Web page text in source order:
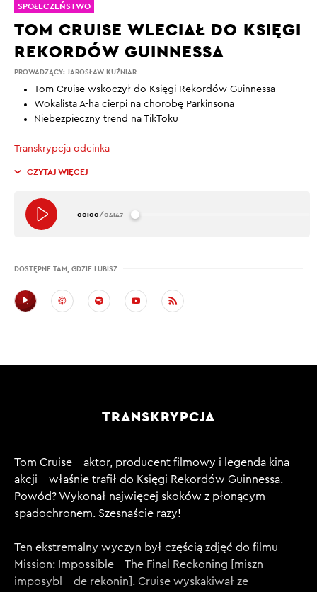
PROWADZĄCY: JAROSŁAW KUŹNIAR
TOM CRUISE WLECIAŁ DO KSIĘGI
REKORDÓW GUINNESSA
Tom Cruise wskoczył do Księgi Rekordów Guinnessa
Wokalista A-ha cierpi na chorobę Parkinsona
Niebezpieczny trend na TikToku
Transkrypcja odcinka
CZYTAJ WIĘCEJ
00:00/04:47
DOSTĘPNE TAM, GDZIE LUBISZ
SPOŁECZEŃSTWO
TRANSKRYPCJA
Tom Cruise – aktor, producent filmowy i legenda kina
akcji – właśnie trafił do Księgi Rekordów Guinnessa.
Powód? Wykonał najwięcej skoków z płonącym
spadochronem. Szesnaście razy!
Ten ekstremalny wyczyn był częścią zdjęć do filmu
Mission: Impossible – The Final Reckoning [miszn
imposybl – de rekonin]. Cruise wyskakiwał ze